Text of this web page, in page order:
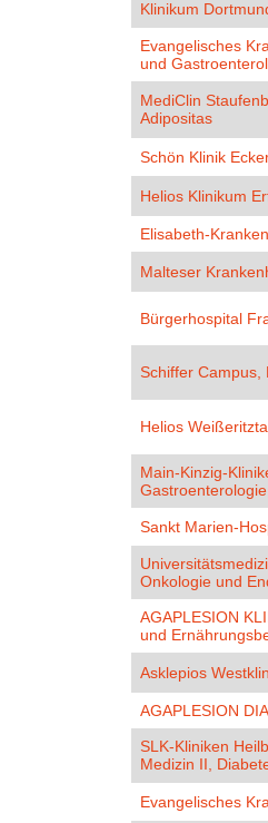
Klinikum
Evangelisches
und
MediClin
Adipositas
Schön Klinik
Helios Klinikum
Elisabeth-
Malteser
Bürgerhospital
Schiffer Campus,
Helios
Main-Kinzig-
Sankt Marien-
Onkologie und
AGAPLESION
und
Asklepios
AGAPLESION
SLK-Kliniken
Medizin II,
Evangelisches